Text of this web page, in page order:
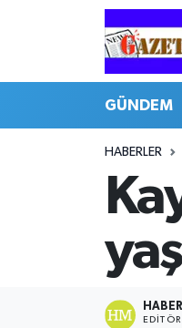
GÜNDEM
HABERLER
EDITÖR